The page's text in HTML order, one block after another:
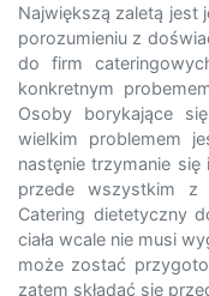
Największą zaletą jest
porozumieniu z
do firm
konkretnym
Osoby borykające
wielkim problemem
nastęnie trzymanie
przede wszystkim z
Catering dietetyczny
ciała wcale nie musi
może zostać
zatem składać się